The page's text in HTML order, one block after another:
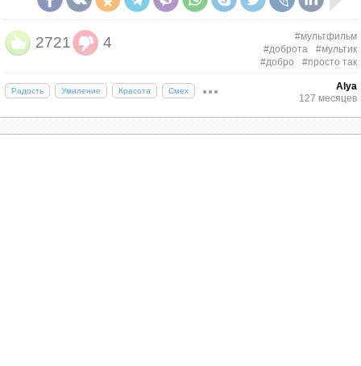
2721 4
#мультфильм
#доброта
#мультик
#добро
#просто так
Радость Умиление Красота Смех
Alya
127 месяцев